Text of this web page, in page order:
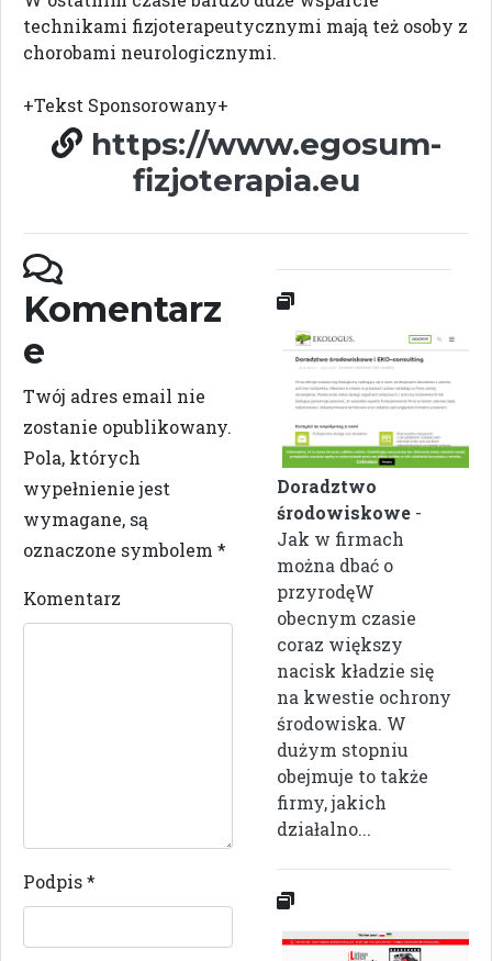
technikami fizjoterapeutycznymi mają też osoby z
chorobami neurologicznymi.
+Tekst Sponsorowany+
https://www.egosum-
fizjoterapia.eu
Komentarz
e
Twój adres email nie
zostanie opublikowany.
Pola, których
wypełnienie jest
wymagane, są
oznaczone symbolem *
Komentarz
Podpis*
Doradztwo
środowiskowe -
Jak w firmach
można dbać o
przyrodęW
obecnym czasie
coraz większy
nacisk kładzie się
na kwestie ochrony
środowiska. W
dużym stopniu
obejmuje to także
firmy, jakich
działalno...